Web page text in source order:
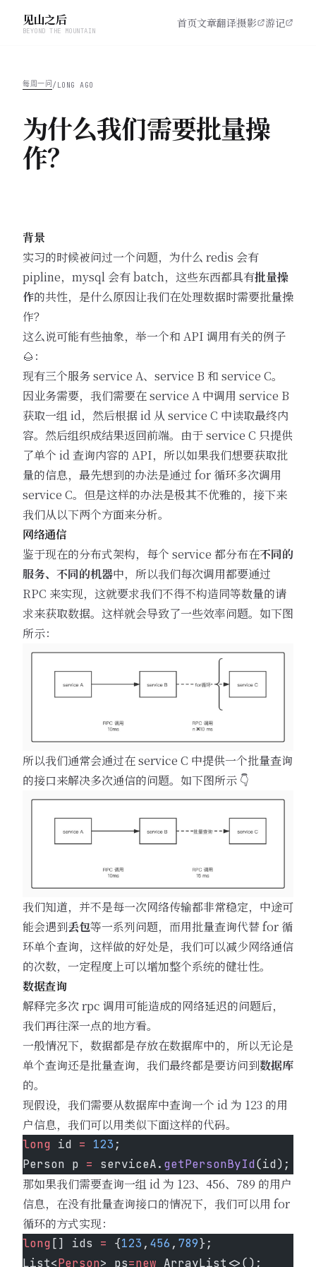
见山之后
BEYOND THE MOUNTAIN
首页文章翻译摄影 游记
每周一问 / LONG AGO
为什么我们需要批量操
作？
背景
实习的时候被问过一个问题，为什么 redis 会有
pipline，mysql 会有 batch，这些东西都具有批量操
作的共性，是什么原因让我们在处理数据时需要批量操
作？
这么说可能有些抽象，举一个和 API 调用有关的例子
🌰：
现有三个服务 service A、service B 和 service C。
因业务需要，我们需要在 service A 中调用 service B
获取一组 id，然后根据 id 从 service C 中读取最终内
容。然后组织成结果返回前端。由于 service C 只提供
了单个 id 查询内容的 API，所以如果我们想要获取批
量的信息，最先想到的办法是通过 for 循环多次调用
service C。但是这样的办法是极其不优雅的，接下来
我们从以下两个方面来分析。
网络通信
鉴于现在的分布式架构，每个 service 都分布在不同的
服务、不同的机器中，所以我们每次调用都要通过
RPC 来实现，这就要求我们不得不构造同等数量的请
求来获取数据。这样就会导致了一些效率问题。如下图
所示：
所以我们通常会通过在 service C 中提供一个批量查询
的接口来解决多次通信的问题。如下图所示 👇
我们知道，并不是每一次网络传输都非常稳定，中途可
能会遇到丢包等一系列问题，而用批量查询代替 for 循
环单个查询，这样做的好处是，我们可以减少网络通信
的次数，一定程度上可以增加整个系统的健壮性。
数据查询
解释完多次 rpc 调用可能造成的网络延迟的问题后，
我们再往深一点的地方看。
一般情况下，数据都是存放在数据库中的，所以无论是
单个查询还是批量查询，我们最终都是要访问到数据库
的。
现假设，我们需要从数据库中查询一个 id 为 123 的用
户信息，我们可以用类似下面这样的代码。
long id = 123 ;
Person p = serviceA. getPersonById(id);
那如果我们需要查询一组 id 为 123、456、789 的用户
信息，在没有批量查询接口的情况下，我们可以用 for
循环的方式实现：
long [] ids = {123 , 456 , 789};
List<Person> ps=new ArrayList<>();